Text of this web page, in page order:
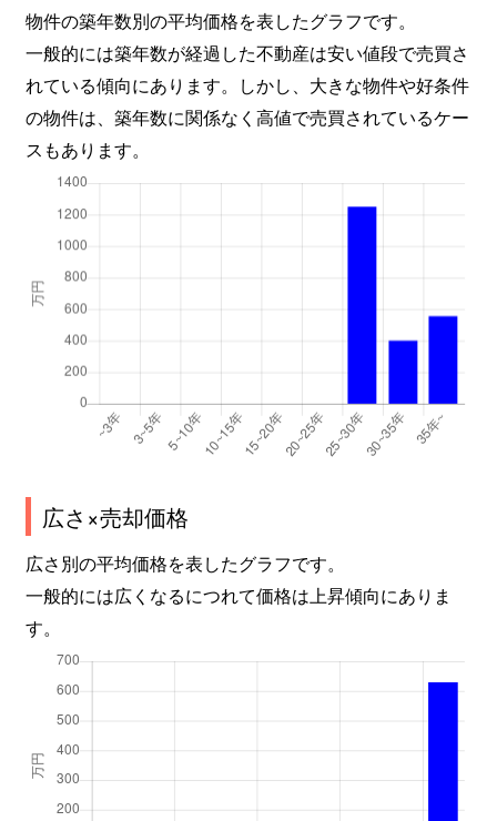
物件の築年数別の平均価格を表したグラフです。
一般的には築年数が経過した不動産は安い値段で売買さ
れている傾向にあります。しかし、大きな物件や好条件
の物件は、築年数に関係なく高値で売買されているケー
スもあります。
広さ×売却価格
広さ別の平均価格を表したグラフです。
一般的には広くなるにつれて価格は上昇傾向にありま
す。